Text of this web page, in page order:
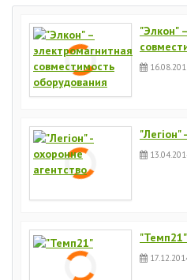
"Элкон"
"Легіон"
"Темп21"